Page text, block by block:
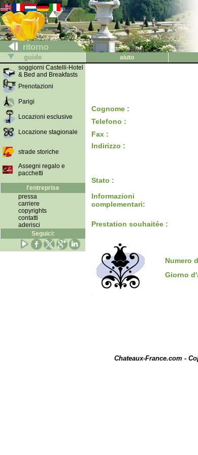
ritorno
guide aiuto
soggiorni Castelli-Hotel
& Bed and Breakfasts
Prenotazioni
Parigi
Locazioni esclusive
Locazione stagionale
strade storiche
Assegni regalo e
pacchetti
l'entreprise
pressa
carriere
copyrights
contatti
aderisci
Seguici:
Cognome :
Telefono :
Fax :
Indirizzo :
Stato :
Informazioni
complementari:
Prestation souhaitée :
Numero
Giorno
Chateaux-France.com -